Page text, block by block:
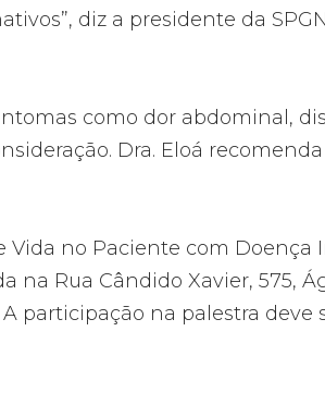
diz a presidente da
como dor abdominal,
Dra. Eloá
no Paciente com Doença
na Rua Cândido Xavier, 575,
participação na palestra deve